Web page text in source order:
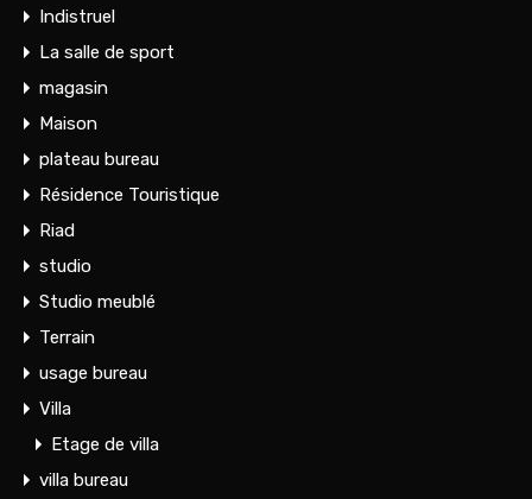
Indistruel
La salle de sport
magasin
Maison
plateau bureau
Résidence Touristique
Riad
studio
Studio meublé
Terrain
usage bureau
Villa
Etage de villa
villa bureau